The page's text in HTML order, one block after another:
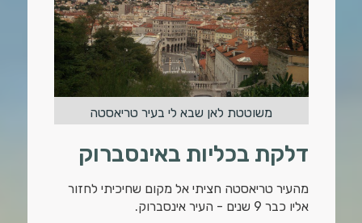
משוטטת לאן שבא לי בעיר טריאסטה
דלקת בכליות באינסברוק
מהעיר טריאסטה חציתי אל מקום שחיכיתי לחזור
אליו כבר 9 שנים - העיר אינסברוק.